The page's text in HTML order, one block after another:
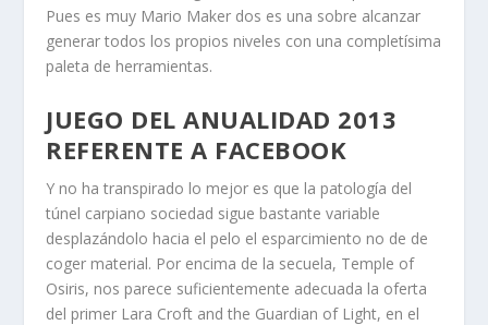
Pues es muy Mario Maker dos es una sobre alcanzar
generar todos los propios niveles con una completísima
paleta de herramientas.
JUEGO DEL ANUALIDAD 2013
REFERENTE A FACEBOOK
Y no ha transpirado lo mejor es que la patologí­a del
túnel carpiano sociedad sigue bastante variable
desplazándolo hacia el pelo el esparcimiento no de de
coger material. Por encima de la secuela, Temple of
Osiris, nos parece suficientemente adecuada la oferta
del primer Lara Croft and the Guardian of Light, en el